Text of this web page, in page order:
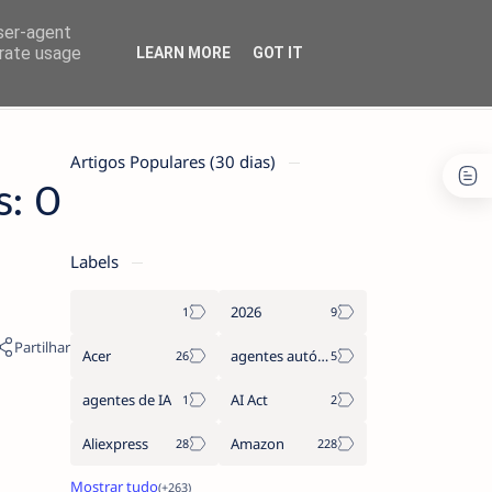
O
Artigos Populares (30 dias)
Labels
2026
Acer agentes autónomos
agentes de IA AI Act
Aliexpress Amazon
agent
usage
LEARN MORE GOT IT